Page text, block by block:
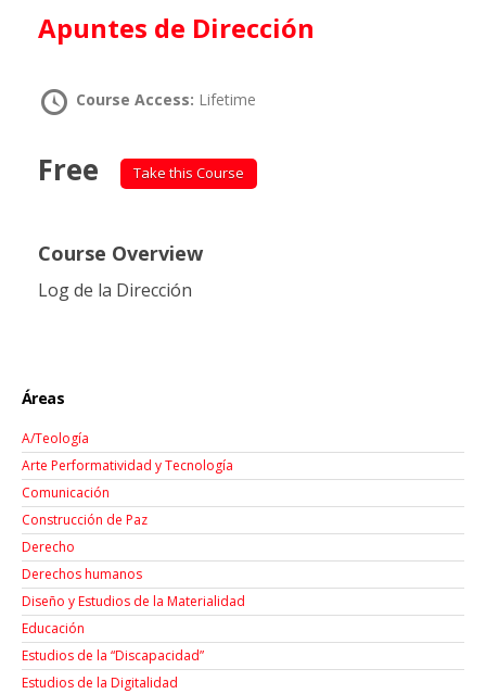
Apuntes de Dirección
Course Access: Lifetime
Free Take this Course
Course Overview
Log de la Dirección
Áreas
A/Teología
Arte Performatividad y Tecnología
Comunicación
Construcción de Paz
Derecho
Derechos humanos
Diseño y Estudios de la Materialidad
Educación
Estudios de la “Discapacidad”
Estudios de la Digitalidad